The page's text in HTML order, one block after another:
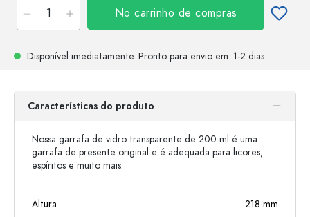
No carrinho de compras
Disponível imediatamente. Pronto para envio em: 1-2 dias
Características do produto
Nossa garrafa de vidro transparente de 200 ml é uma
garrafa de presente original e é adequada para licores,
espíritos e muito mais.
Altura 218 mm